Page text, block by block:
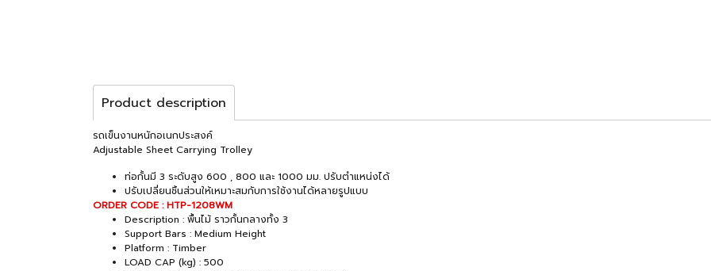
Product description
รถเข็นงานหนักอเนกประสงค์
Adjustable Sheet Carrying Trolley
ท่อกั้นมี 3 ระดับสูง 600 , 800 และ 1000 มม. ปรับตำแหน่งได้
ปรับเปลี่ยนชิ้นส่วนให้เหมาะสมกับการใช้งานได้หลายรูปแบบ
ORDER CODE : HTP-1208WM
Description : พื้นไม้ ราวกั้นกลางทั้ง 3
Support Bars : Medium Height
Platform : Timber
LOAD CAP (kg) : 500